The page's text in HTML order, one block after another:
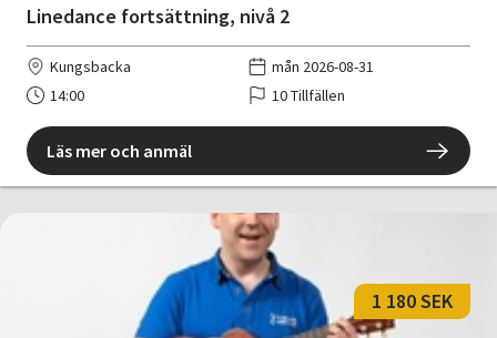
Linedance fortsättning, nivå 2
Kungsbacka
mån 2026-08-31
14:00
10 Tillfällen
Läs mer och anmäl
1 180 SEK